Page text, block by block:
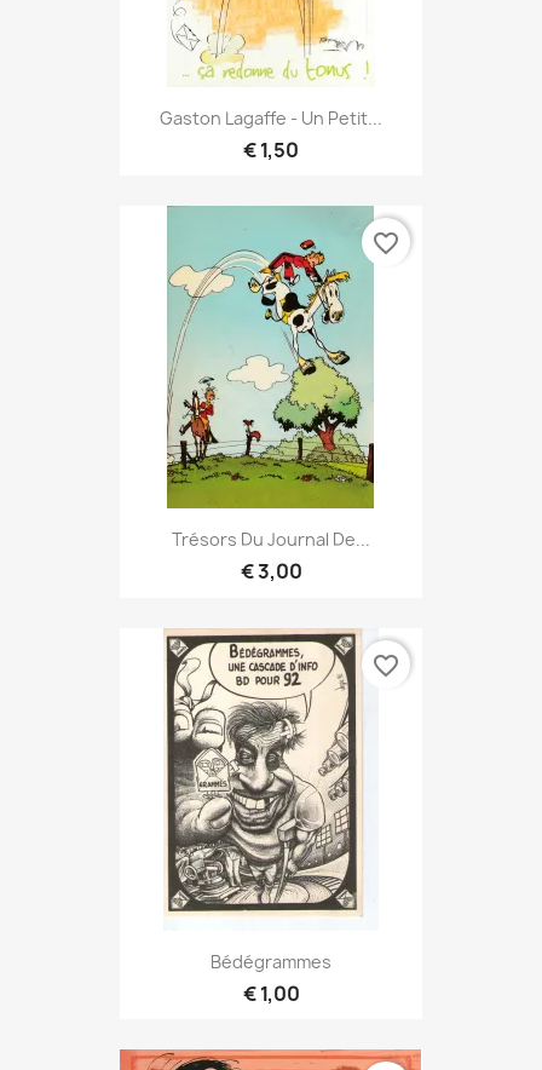
Gaston Lagaffe - Un Petit...
€ 1,50
Trésors Du Journal De...
€ 3,00
favorite_border
Bédégrammes
€ 1,00
favorite_border